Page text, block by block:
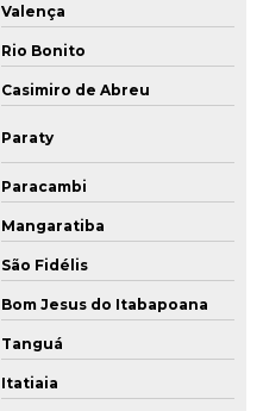
Valença
Rio Bonito
Casimiro de Abreu
Paraty
Paracambi
Mangaratiba
São Fidélis
Bom Jesus do Itabapoana
Tanguá
Itatiaia